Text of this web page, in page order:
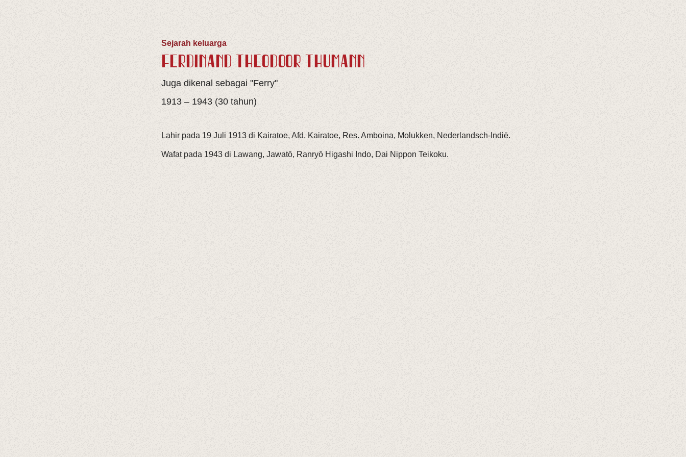
Sejarah keluarga
FERDINAND THEODOOR THÜMANN
Juga dikenal sebagai "Ferry"
1913 – 1943 (30 tahun)
Lahir pada 19 Juli 1913 di Kairatoe, Afd. Kairatoe, Res. Amboina, Molukken, Nederlandsch-Indië.
Wafat pada 1943 di Lawang, Jawatō, Ranryō Higashi Indo, Dai Nippon Teikoku.